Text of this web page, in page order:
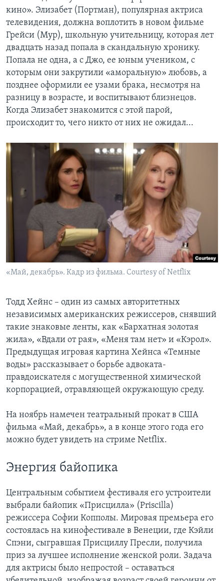
кино». Элизабет (Портман), популярная актриса
телевидения, должна воплотить в новом фильме
Грейси (Мур), школьную учительницу, которая лет
двадцать назад попала в скандальную хронику.
Попала не одна, а с Джо, ее юным учеником, с
которым они закрутили «аморальную» любовь, а
позднее оформили ее узами брака, несмотря на
разницу в возрасте, и воспитывают близнецов.
Когда Элизабет знакомится с этой парой,
происходит то, чего никто от них не ожидал...
«Май, декабрь». Кадр из фильма. Courtesy of Netflix
Тодд Хейнс – один из самых авторитетных
независимых американских режиссеров, снявший
такие знаковые ленты, как «Бархатная золотая
жила», «Вдали от рая», «Меня там нет» и «Кэрол».
Предыдущая игровая картина Хейнса «Темные
воды» рассказывает о борьбе адвоката-
правдоискателя с могущественной химической
корпорацией, отравляющей окружающую среду.
На ноябрь намечен театральный прокат в США
фильма «Май, декабрь», а в конце этого года его
можно будет увидеть на стриме Netflix.
Энергия байопика
Центральным событием фестиваля его устроители
выбрали байопик «Присцилла» (Priscilla)
режиссера Софии Копполы. Мировая премьера его
состоялась на кинофестивале в Венеции, где Кэйли
Спэни, сыгравшая Присциллу Пресли, получила
приз за лучшее исполнение женской роли. Задача
для актрисы было непростой – оставаться